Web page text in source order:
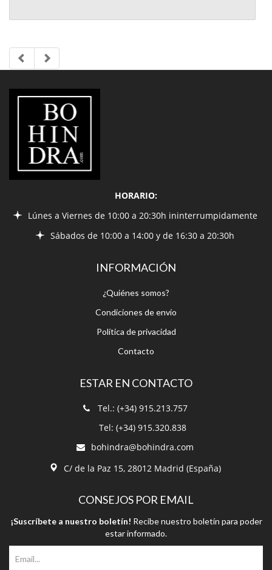
LIBRERÍA
BOHINDRA
HORARIO:
Lúnes a Viernes de 10:00 a 20:30h ininterrumpidamente
Sábados de 10:00 a 14:00 y de 16:30 a 20:30h
INFORMACIÓN
¿Quiénes somos?
Condiciones de envío
Política de privacidad
Contacto
ESTAR EN CONTACTO
Tel.: (+34) 915.213.757
Tel: (+34) 915.320.838
bohindra@bohindra.com
C/ de la Paz 15, 28012 Madrid (España)
CONSEJOS POR EMAIL
¡Suscríbete a nuestro boletín! Recibe nuestro boletín para poder
estar informado.